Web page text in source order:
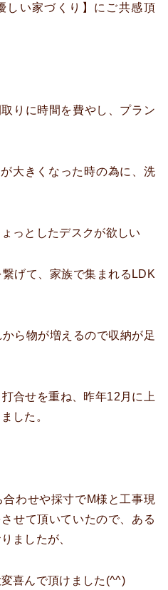
しい家づくり】にご共感頂
りに時間を費やし、プラン
大きくなった時の為に、洗
っとしたデスクが欲しい
繋げて、家族で集まれるLDK
ら物が増えるので収納が足
合せを重ね、昨年12月に上
した。
わせや採寸でM様と工事現
せて頂いていたので、ある
ましたが、
喜んで頂けました(^^)